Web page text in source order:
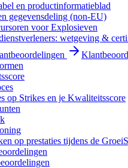
en productinformatieblad
gegevensdeling (non-EU)
voor Explosieven
wetgeving &
op Strikes en je Kwaliteitsscore
op prestaties tijdens de